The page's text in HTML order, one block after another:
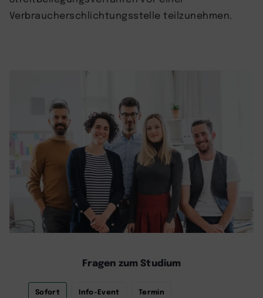
Verbraucherschlichtungsstelle teilzunehmen.
Fragen zum Studium
Sofort Info-Event Termin